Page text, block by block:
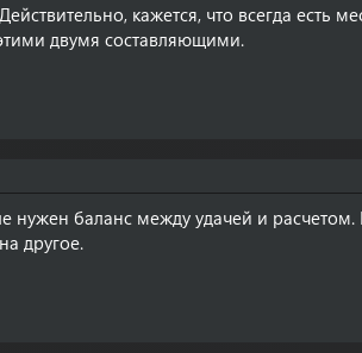
кажется, что всегда есть
двумя составляющими.
нужен баланс между удачей и расчетом.
другое.